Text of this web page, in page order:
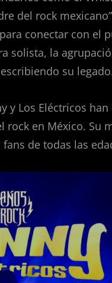
del rock
conectar con el
solista, la
su
y Los Eléctricos
en México. Su
de todas las